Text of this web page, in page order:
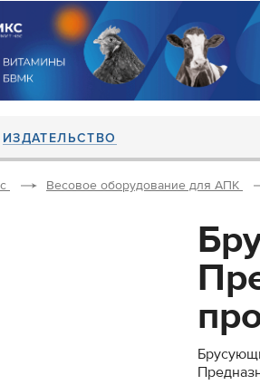
ИЗДАТЕЛЬСТВО
Весовое оборудование для АПК